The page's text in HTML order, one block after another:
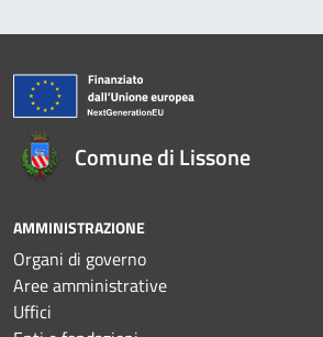
Comune di Lissone
AMMINISTRAZIONE
Organi di governo
Aree amministrative
Uffici